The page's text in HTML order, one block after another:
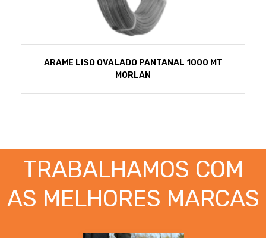
ARAME LISO OVALADO PANTANAL 1000 MT
MORLAN
TRABALHAMOS COM
AS MELHORES MARCAS